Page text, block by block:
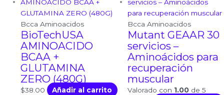
Bcca Aminoacidos
BioTechUSA
AMINOACIDO
BCAA +
GLUTAMINA
ZERO (480G)
$38.00 Añadir al carrito
Bcca Aminoacidos
Mutant GEAAR 30
servicios –
Aminoácidos para
recuperación
muscular
Valorado con 1.00 de 5